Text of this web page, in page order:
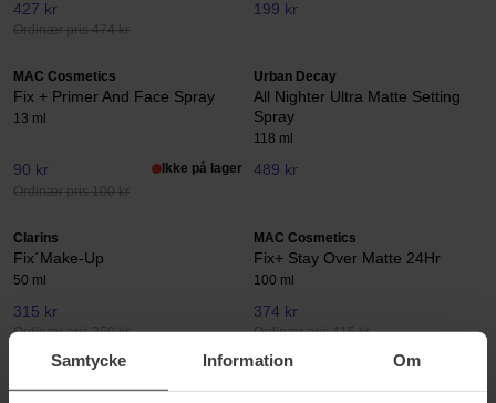
Samtycke Information Om
427 kr
Ordinær pris 474 kr
199 kr
MAC Cosmetics
Fix + Primer And Face Spray
13 ml
90 kr
Ordinær pris 100 kr
Ikke på lager
Urban Decay
All Nighter Ultra Matte Setting
Spray
118 ml
489 kr
Clarins
Fix´Make-Up
50 ml
315 kr
Ordinær pris 350 kr
MAC Cosmetics
Fix+ Stay Over Matte 24Hr
100 ml
374 kr
Ordinær pris 415 kr